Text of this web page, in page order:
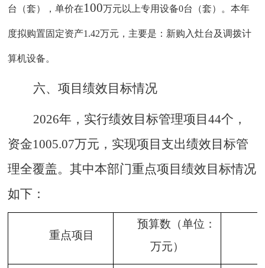
台（套），单价在100万元以上专用设备0台（套）。本年
度拟购置固定资产1.42万元，主要是：新购入灶台及调拨计
算机设备。
六、项目绩效目标情况
2026年，实行绩效目标管理项目44个，
资金1005.07万元，实现项目支出绩效目标管
理全覆盖。其中本部门重点项目绩效目标情况
如下：
重点项目
预算数（单位：
万元）